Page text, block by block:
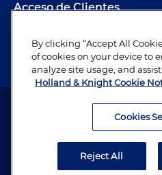
Acceso de Clientes
Alumnos
Abogado publicitario. © 1996– 2026
Política de Privacidad
By clicking “Accept All
of cookies on your device to
analyze site usage, and
Holland & Knight Cookie
Cookies
Reject All